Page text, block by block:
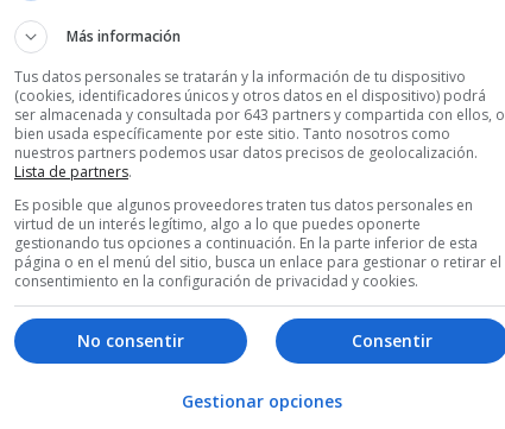
Más información
Tus datos personales se tratarán y la información de tu dispositivo
(cookies, identificadores únicos y otros datos en el dispositivo) podrá
ser almacenada y consultada por 643 partners y compartida con ellos, o
bien usada específicamente por este sitio. Tanto nosotros como
nuestros partners podemos usar datos precisos de geolocalización.
Lista de partners.
Es posible que algunos proveedores traten tus datos personales en
virtud de un interés legítimo, algo a lo que puedes oponerte
gestionando tus opciones a continuación. En la parte inferior de esta
página o en el menú del sitio, busca un enlace para gestionar o retirar el
consentimiento en la configuración de privacidad y cookies.
Consentir
No consentir
Gestionar opciones